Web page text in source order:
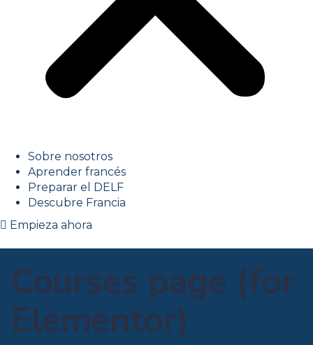
Sobre nosotros
Aprender francés
Preparar el DELF
Descubre Francia
Empieza ahora
Courses page (for
Elementor)